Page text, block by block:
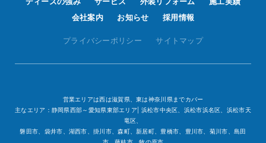
会社案内
お知らせ 採用情報
プライバシーポリシー サイトマップ
営業エリアは西は滋賀県、東は神奈川県までカバー
主なエリア：静岡県西部～愛知県東部エリア| 浜松市中央区、浜松市浜名区、浜松市天
竜区、
磐田市、袋井市、湖西市、掛川市、森町、新居町、豊橋市、豊川市、菊川市、島田